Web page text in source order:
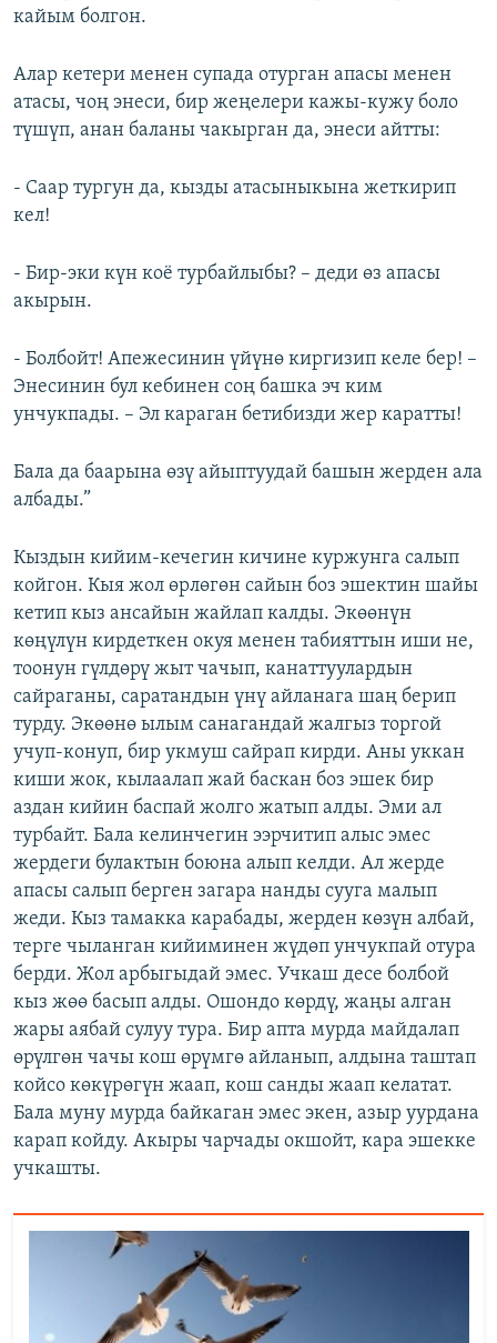
кайым болгон.
Алар кетери менен супада отурган апасы менен
атасы, чоң энеси, бир жеңелери кажы-кужу боло
түшүп, анан баланы чакырган да, энеси айтты:
- Саар тургун да, кызды атасыныкына жеткирип
кел!
- Бир-эки күн коё турбайлыбы? – деди өз апасы
акырын.
- Болбойт! Апежесинин үйүнө киргизип келе бер! –
Энесинин бул кебинен соң башка эч ким
унчукпады. – Эл караган бетибизди жер каратты!
Бала да баарына өзү айыптуудай башын жерден ала
албады.”
Кыздын кийим-кечегин кичине куржунга салып
койгон. Кыя жол өрлөгөн сайын боз эшектин шайы
кетип кыз ансайын жайлап калды. Экөөнүн
көңүлүн кирдеткен окуя менен табияттын иши не,
тоонун гүлдөрү жыт чачып, канаттуулардын
сайраганы, саратандын үнү айланага шаң берип
турду. Экөөнө ылым санагандай жалгыз торгой
учуп-конуп, бир укмуш сайрап кирди. Аны уккан
киши жок, кылаалап жай баскан боз эшек бир
аздан кийин баспай жолго жатып алды. Эми ал
турбайт. Бала келинчегин ээрчитип алыс эмес
жердеги булактын боюна алып келди. Ал жерде
апасы салып берген загара нанды сууга малып
жеди. Кыз тамакка карабады, жерден көзүн албай,
терге чыланган кийиминен жүдөп унчукпай отура
берди. Жол арбыгыдай эмес. Учкаш десе болбой
кыз жөө басып алды. Ошондо көрдү, жаңы алган
жары аябай сулуу тура. Бир апта мурда майдалап
өрүлгөн чачы кош өрүмгө айланып, алдына таштап
койсо көкүрөгүн жаап, кош санды жаап келатат.
Бала муну мурда байкаган эмес экен, азыр уурдана
карап койду. Акыры чарчады окшойт, кара эшекке
учкашты.